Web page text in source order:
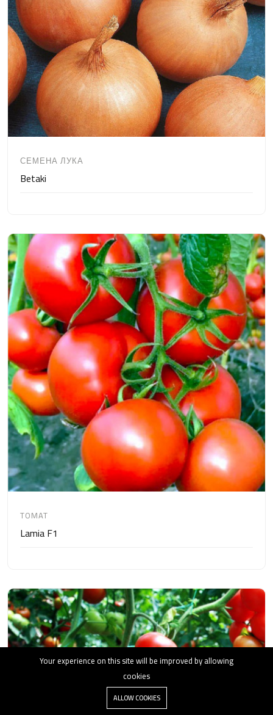
СЕМЕНА ЛУКА
Betaki
TOMAT
Lamia F1
Your experience on this site will be improved by allowing
cookies
ALLOW COOKIES